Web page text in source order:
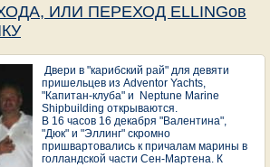
ИЛИ ПЕРЕХОД ELLINGов
Двери в "карибский рай" для девяти
пришельцев из Adventor Yachts,
"Капитан-клуба" и Neptune Marine
Shipbuilding открываются.
В 16 часов 16 декабря "Валентина",
"Дюк" и "Эллинг" скромно
пришвартовались к причалам марины в
голландской части Сен-Мартена. К